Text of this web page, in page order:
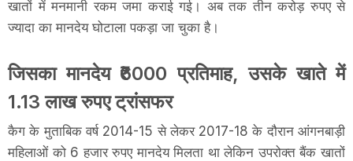
खातों में मनमानी रकम जमा कराई गई। अब तक तीन करोड़ रुपए से
ज्यादा का मानदेय घोटाला पकड़ा जा चुका है।
जिसका मानदेय ₹6000 प्रतिमाह, उसके खाते में
1.13 लाख रुपए ट्रांसफर
कैग के मुताबिक वर्ष 2014-15 से लेकर 2017-18 के दौरान आंगनबाड़ी
महिलाओं को 6 हजार रुपए मानदेय मिलता था लेकिन उपरोक्त बैंक खातों